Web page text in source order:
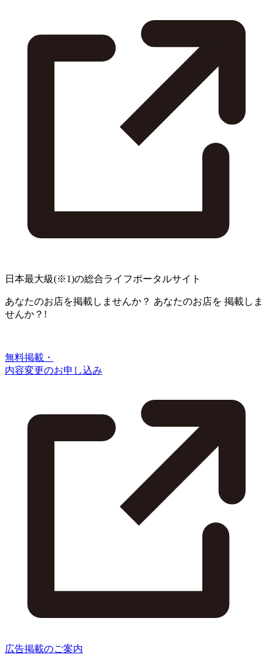
日本最大級(※1)の総合ライフポータルサイト
あなたのお店を掲載しませんか？ あなたのお店を 掲載しま
せんか？!
無料掲載・
内容変更のお申し込み
広告掲載のご案内